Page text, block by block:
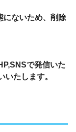
にないため、削除
で発信いた
いたします。